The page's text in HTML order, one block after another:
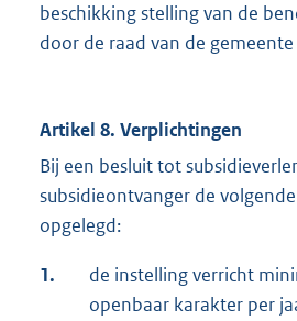
beschikking stelling van de
door de raad van de
Artikel 8. Verplichtingen
Bij een besluit tot
subsidieontvanger de
opgelegd:
1.
de instelling verricht
openbaar karakter per